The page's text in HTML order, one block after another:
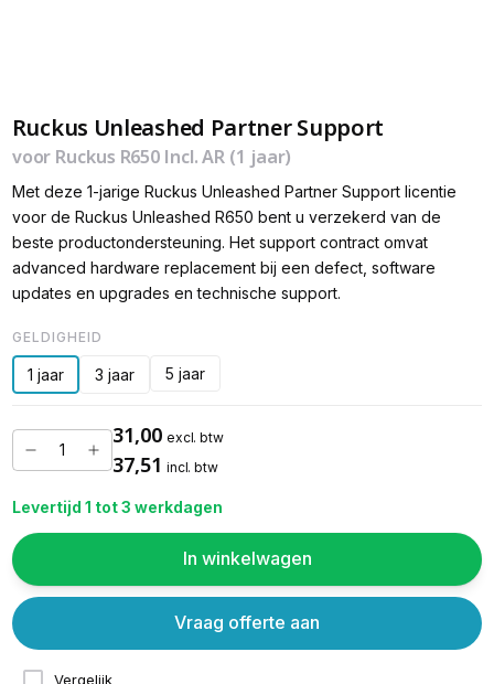
Ruckus Unleashed Partner Support
voor Ruckus R650 Incl. AR (1 jaar)
Met deze 1-jarige Ruckus Unleashed Partner Support licentie
voor de Ruckus Unleashed R650 bent u verzekerd van de
beste productondersteuning. Het support contract omvat
advanced hardware replacement bij een defect, software
updates en upgrades en technische support.
GELDIGHEID
1 jaar 3 jaar 5 jaar
31,00 excl. btw
37,51 incl. btw
Levertijd 1 tot 3 werkdagen
In winkelwagen
Vergelijk
Vraag offerte aan